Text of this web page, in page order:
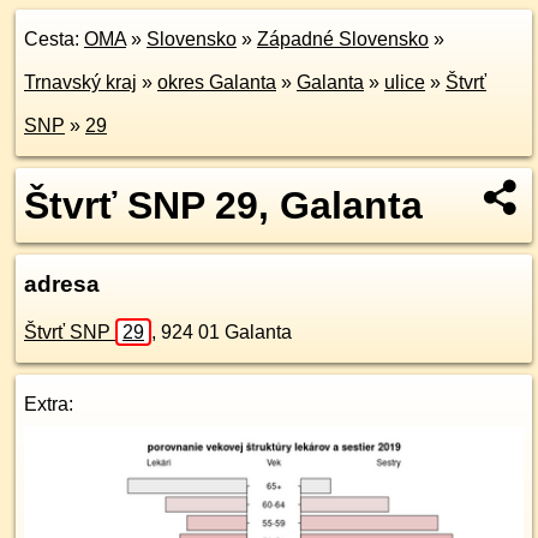
Cesta: OMA» Slovensko » Západné Slovensko »
Trnavský kraj » okres Galanta » Galanta » ulice » Štvrť
SNP » 29
Štvrť SNP 29, Galanta
adresa
Štvrť SNP 29 , 924 01 Galanta
Extra: